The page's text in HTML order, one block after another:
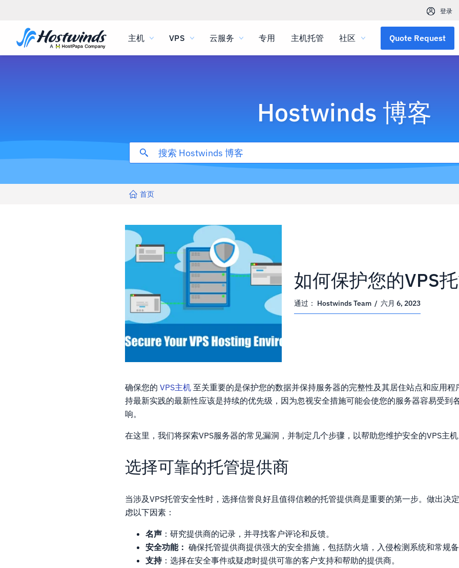
登录
主机 VPS 云服务 专用 主机托管 社区 Quote Request
Hostwinds 博客
首页
如何保护您的VPS
通过： Hostwinds Team /六月 6, 2023
确保您的VPS主机 至关重要的是保护您的数据并保持服务器的完整性及其居住站点和应用程
持最新实践的最新性应该是持续的优先级，因为忽视安全措施可能会使您的服务器容易受到
响。
在这里，我们将探索VPS服务器的常见漏洞，并制定几个步骤，以帮助您维护安全的VPS主机
选择可靠的托管提供商
当涉及VPS托管安全性时，选择信誉良好且值得信赖的托管提供商是重要的第一步。做出决
虑以下因素：
名声 ：研究提供商的记录，并寻找客户评论和反馈。
安全功能： 确保托管提供商提供强大的安全措施，包括防火墙，入侵检测系统和常规备
支持：选择在安全事件或疑虑时提供可靠的客户支持和帮助的提供商。